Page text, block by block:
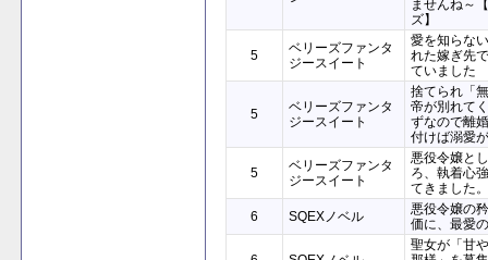
ませんね～
ズ】
5
ベリーズファンタ
ジースイート
愛を知らな
れた嫁ぎ先
ていました
5
ベリーズファンタ
ジースイート
捨てられ「
帝が別れて
ずなので離
付けば溺愛
5
ベリーズファンタ
ジースイート
悪役令嬢と
ろ、執着心
てきました
6
SQEXノベル
悪役令嬢の
価に、最愛
聖女が「甘